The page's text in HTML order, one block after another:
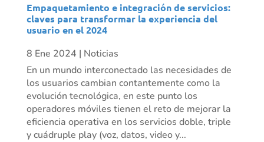
Empaquetamiento e integración de servicios:
claves para transformar la experiencia del
usuario en el 2024
8 Ene 2024 | Noticias
En un mundo interconectado las necesidades de
los usuarios cambian contantemente como la
evolución tecnológica, en este punto los
operadores móviles tienen el reto de mejorar la
eficiencia operativa en los servicios doble, triple
y cuádruple play (voz, datos, video y...